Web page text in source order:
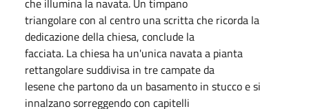
triangolare con al centro una scritta che ricorda la
dedicazione della chiesa, conclude la
facciata. La chiesa ha un'unica navata a pianta
rettangolare suddivisa in tre campate da
lesene che partono da un basamento in stucco e si
innalzano sorreggendo con capitelli